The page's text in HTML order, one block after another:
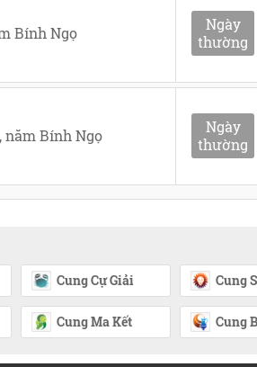
Bính Ngọ
Ngày
thường
năm Bính Ngọ
Ngày
thường
Cung Cự Giải Cung
Cung Ma Kết Cung